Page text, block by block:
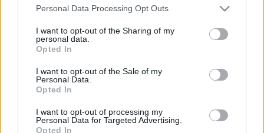
Please note that this website/app uses one or more Google
not limited to your visit or usage behaviour. You may click to
grant or deny consent to Google and its third-party tags to
use your data for below specified purposes in below Google
consent section.
Personal Data Processing Opt Outs
I want to opt-out of the Sharing of my
personal data.
Opted In
I want to opt-out of the Sale of my
Personal Data.
Opted In
I want to opt-out of processing my
Personal Data for Targeted Advertising.
Opted In
Kecskemét és Opatija néptánccsoportjai adnak műsort a
Kisfaludy színpadon, és folyamatosan vetítik a kecskeméti
rajzfilmstúdió mesefilmjeit. Délután az Alig színpad mutatja
be Jókai Mór A
Május 2-án délután mutatják be a Színházak és színészek a